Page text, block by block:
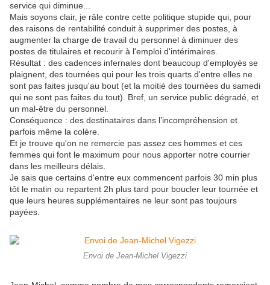
service qui diminue...
Mais soyons clair, je râle contre cette politique stupide qui, pour
des raisons de rentabilité conduit à supprimer des postes, à
augmenter la charge de travail du personnel à diminuer des
postes de titulaires et recourir à l'emploi d'intérimaires.
Résultat : des cadences infernales dont beaucoup d'employés se
plaignent, des tournées qui pour les trois quarts d'entre elles ne
sont pas faites jusqu'au bout (et la moitié des tournées du samedi
qui ne sont pas faites du tout). Bref, un service public dégradé, et
un mal-être du personnel.
Conséquence : des destinataires dans l’incompréhension et
parfois même la colère.
Et je trouve qu'on ne remercie pas assez ces hommes et ces
femmes qui font le maximum pour nous apporter notre courrier
dans les meilleurs délais.
Je sais que certains d'entre eux commencent parfois 30 min plus
tôt le matin ou repartent 2h plus tard pour boucler leur tournée et
que leurs heures supplémentaires ne leur sont pas toujours
payées.
Envoi de Jean-Michel Vigezzi